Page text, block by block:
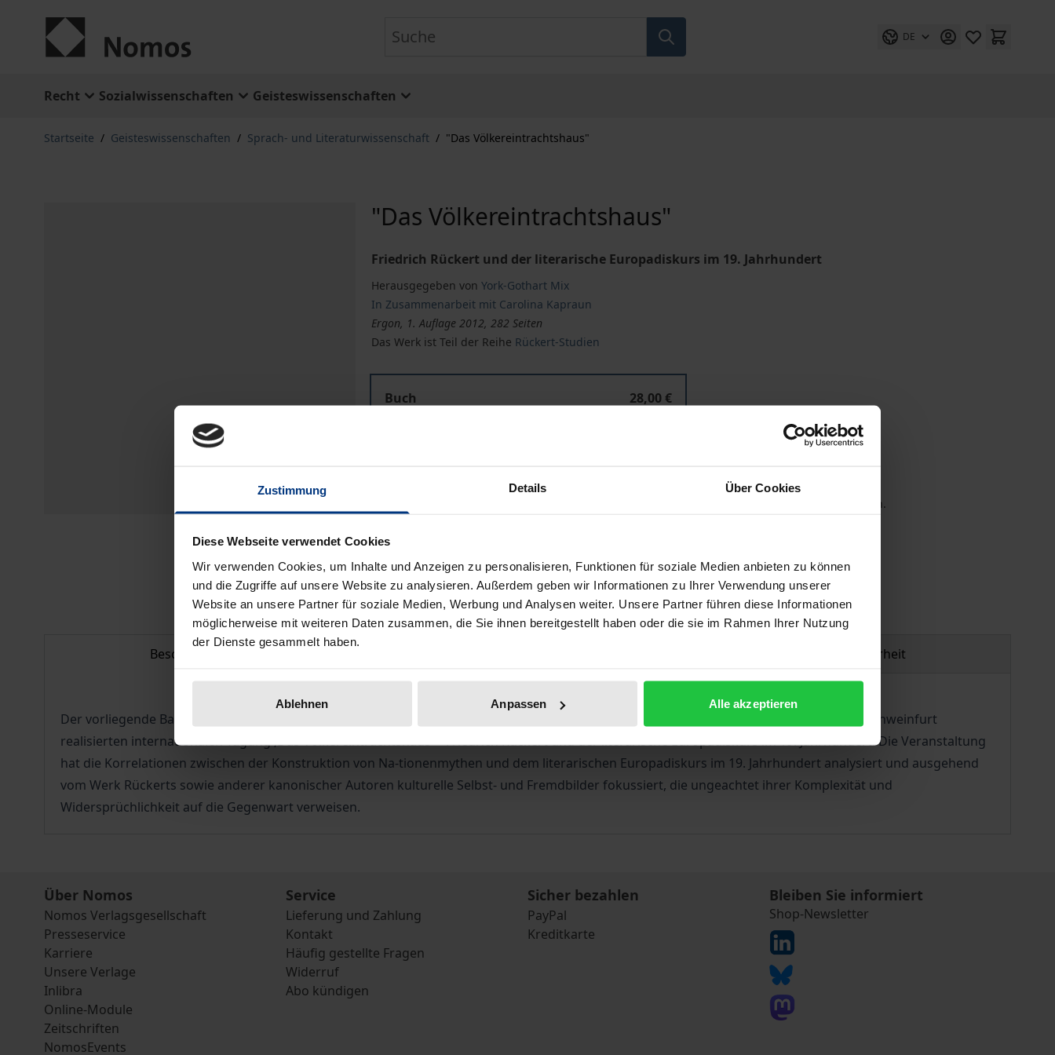
Zustimmung Details Über Cookies
Diese Webseite verwendet Cookies
Wir verwenden Cookies, um Inhalte und Anzeigen zu personalisieren, Funktionen für soziale Medien anbieten zu können
und die Zugriffe auf unsere Website zu analysieren. Außerdem geben wir Informationen zu Ihrer Verwendung unserer
Website an unsere Partner für soziale Medien, Werbung und Analysen weiter. Unsere Partner führen diese Informationen
möglicherweise mit weiteren Daten zusammen, die Sie ihnen bereitgestellt haben oder die sie im Rahmen Ihrer Nutzung
der Dienste gesammelt haben.
Ablehnen Anpassen Alle akzeptieren
DE
Recht Sozialwissenschaften Geisteswissenschaften
Startseite / Geisteswissenschaften / Sprach- und Literaturwissenschaft / "Das Völkereintrachtshaus"
"Das Völkereintrachtshaus"
Friedrich Rückert und der literarische Europadiskurs im 19. Jahrhundert
Herausgegeben von York-Gothart Mix
In Zusammenarbeit mit Carolina Kapraun
Ergon, 1. Auflage 2012, 282 Seiten
Das Werk ist Teil der Reihe Rückert-Studien
Buch
28,00 €
Preisangaben inkl. MwSt. Abhängig von der Lieferadresse kann die MwSt. an der Kasse variieren.
Hinweise zu Versandkosten
Beschreibung Produktsicherheit
Der vorliegende Band versammelt die Beiträge der 2010 von der Rückert-Gesellschaft in Zusammenarbeit mit dem Kulturamt der Stadt Schweinfurt
realisierten internationalen Tagung ‚Das Völkereintrachtshaus‘ – Friedrich Rückert und der literarische Europadiskurs im 19. Jahrhundert. Die Veranstaltung
hat die Korrelationen zwischen der Konstruktion von Na-tionenmythen und dem literarischen Europadiskurs im 19. Jahrhundert analysiert und ausgehend
vom Werk Rückerts sowie anderer kanonischer Autoren kulturelle Selbst- und Fremdbilder fokussiert, die ungeachtet ihrer Komplexität und
Widersprüchlichkeit auf die Gegenwart verweisen.
Über Nomos
Nomos Verlagsgesellschaft
Presseservice
Karriere
Unsere Verlage
Inlibra
Online-Module
Zeitschriften
NomosEvents
Service
Lieferung und Zahlung
Kontakt
Häufig gestellte Fragen
Widerruf
Abo kündigen
Sicher bezahlen
PayPal
Kreditkarte
Bleiben Sie informiert
Shop-Newsletter